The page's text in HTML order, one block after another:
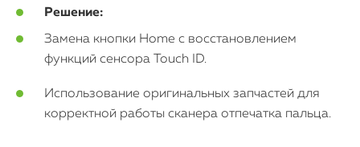
Контакты
Статьи
Решение:
Замена кнопки Home с восстановлением
функций сенсора Touch ID.
Использование оригинальных запчастей для
корректной работы сканера отпечатка пальца.